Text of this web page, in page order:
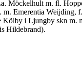
Möckelhult m. fl.
Emerentia Weijding,
Kölby i Ljungby skn m.
Hildebrand).